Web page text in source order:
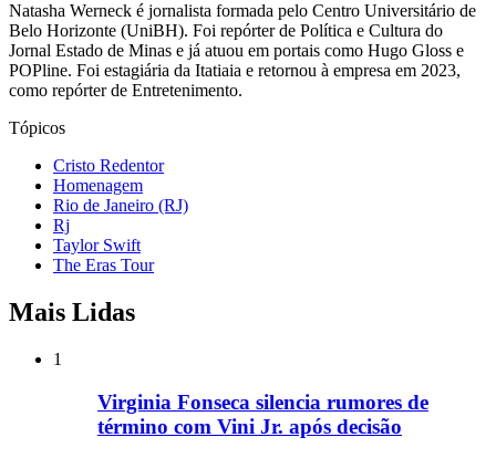
Natasha Werneck é jornalista formada pelo Centro Universitário de
Belo Horizonte (UniBH). Foi repórter de Política e Cultura do
Jornal Estado de Minas e já atuou em portais como Hugo Gloss e
POPline. Foi estagiária da Itatiaia e retornou à empresa em 2023,
como repórter de Entretenimento.
Tópicos
Cristo Redentor
Homenagem
Rio de Janeiro (RJ)
Rj
Taylor Swift
The Eras Tour
Mais Lidas
1
Virginia Fonseca silencia rumores de
término com Vini Jr. após decisão